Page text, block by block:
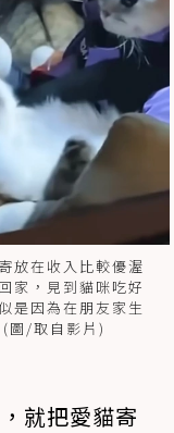
放在收入比較優渥
家，見到貓咪吃好
是因為在朋友家生
圖/取自影片)
就把愛貓寄